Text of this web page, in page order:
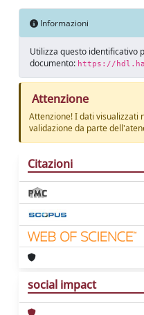
Informazioni
Utilizza questo identificativo
documento: https://
Attenzione
Attenzione! I dati visualizzati
validazione da parte
Citazioni
social impact